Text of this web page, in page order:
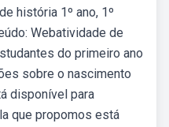
história 1º ano, 1º
Webatividade de
do primeiro ano
sobre o nascimento
disponível para
que propomos está